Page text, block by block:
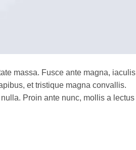
massa. Fusce ante magna,
et tristique magna convallis.
Proin ante nunc, mollis a lectus